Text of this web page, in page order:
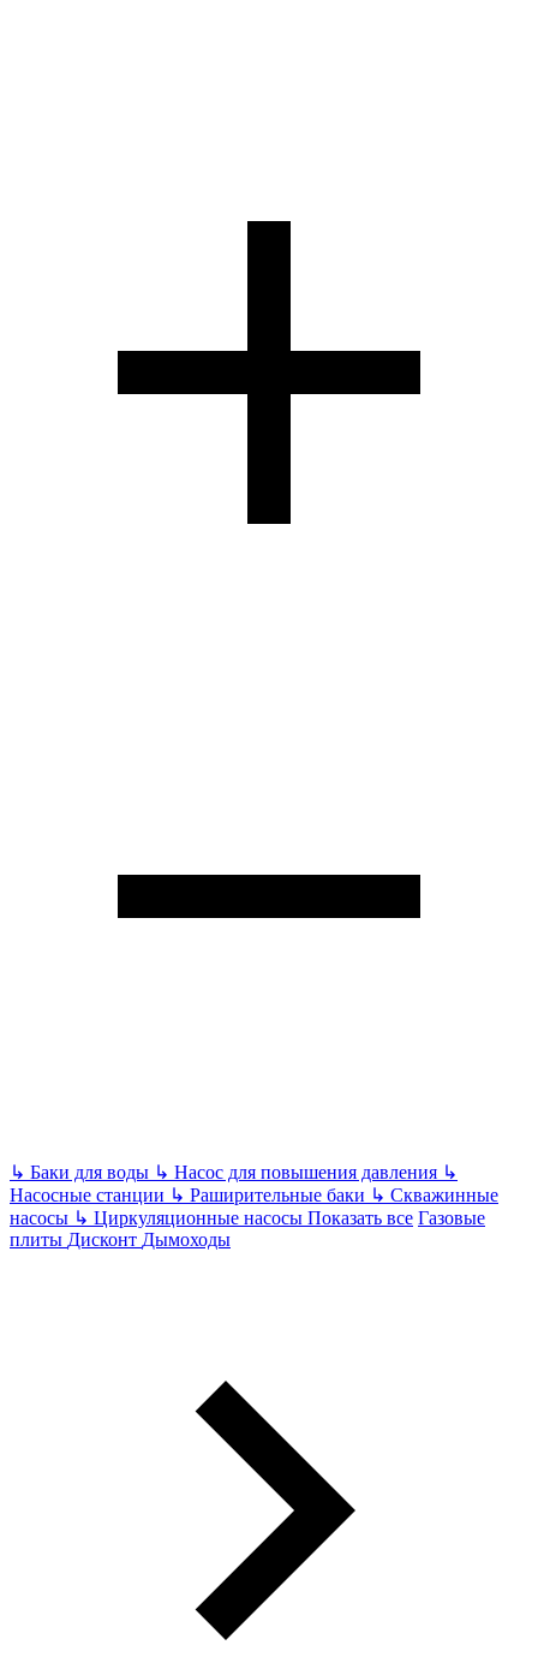
↳ Баки для воды ↳ Насос для повышения давления ↳
Насосные станции ↳ Раширительные баки ↳ Скважинные
насосы ↳ Циркуляционные насосы Показать все Газовые
плиты Дисконт Дымоходы